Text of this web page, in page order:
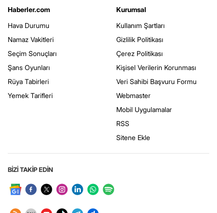
Haberler.com
Hava Durumu
Namaz Vakitleri
Seçim Sonuçları
Şans Oyunları
Rüya Tabirleri
Yemek Tarifleri
Kurumsal
Kullanım Şartları
Gizlilik Politikası
Çerez Politikası
Kişisel Verilerin Korunması
Veri Sahibi Başvuru Formu
Webmaster
Mobil Uygulamalar
RSS
Sitene Ekle
BİZİ TAKİP EDİN